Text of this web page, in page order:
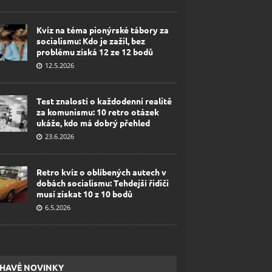
Kvíz na téma pionýrské tábory za
socialismu: Kdo je zažil, bez
problému získá 12 ze 12 bodů
12.5.2026
Test znalostí o každodenní realitě
za komunismu: 10 retro otázek
ukáže, kdo má dobrý přehled
23.6.2026
Retro kvíz o oblíbených autech v
dobách socialismu: Tehdejší řidiči
musí získat 10 z 10 bodů
6.5.2026
NOVINKY